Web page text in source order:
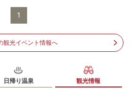
ます。最新の内容はご利用前にご自身でお
1
観光イベント情報へ
日帰り温泉 観光情報